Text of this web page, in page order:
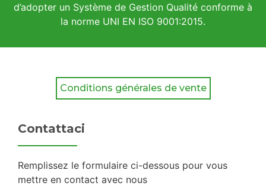
d’adopter un Système de Gestion Qualité conforme à
la norme UNI EN ISO 9001:2015.
Conditions générales de vente
Contattaci
Remplissez le formulaire ci-dessous pour vous
mettre en contact avec nous